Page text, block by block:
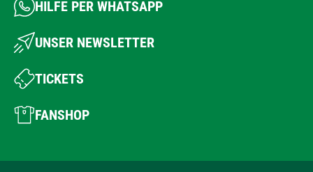
HILFE PER WHATSAPP
UNSER NEWSLETTER
TICKETS
FANSHOP